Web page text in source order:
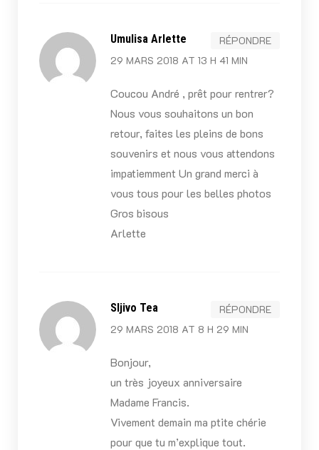
Umulisa Arlette
29 MARS 2018 AT 13 H 41 MIN
RÉPONDRE
Coucou André , prêt pour rentrer?
Nous vous souhaitons un bon
retour, faites les pleins de bons
souvenirs et nous vous attendons
impatiemment Un grand merci à
vous tous pour les belles photos
Gros bisous
Arlette
Sljivo Tea
29 MARS 2018 AT 8 H 29 MIN
RÉPONDRE
Bonjour,
un très joyeux anniversaire
Madame Francis.
Vivement demain ma ptite chérie
pour que tu m’explique tout.